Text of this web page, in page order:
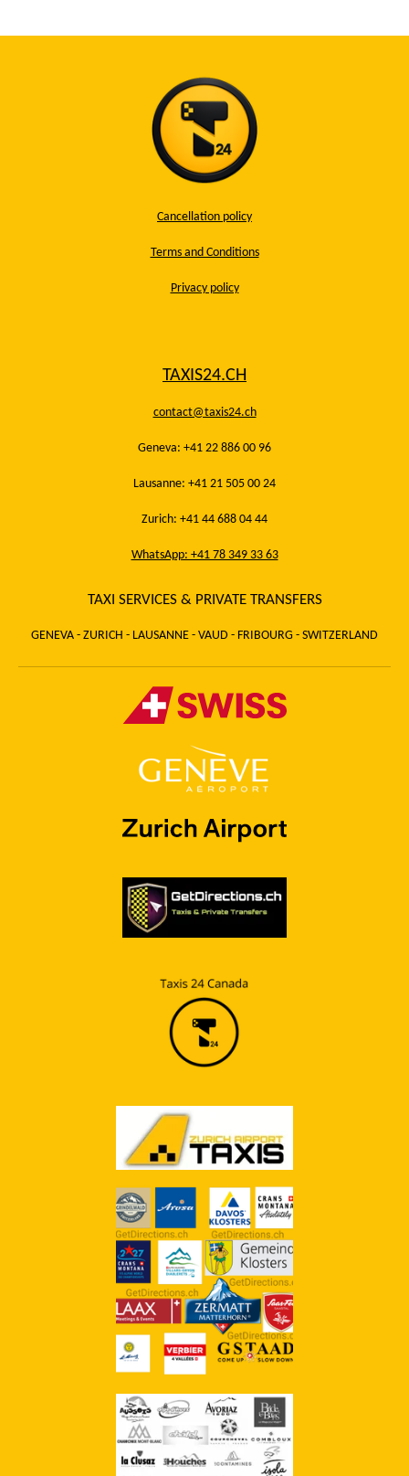
Cancellation policy
Terms and Conditions
Privacy policy
TAXIS24.CH
contact@taxis24.ch
Geneva: +41 22 886 00 96
Lausanne: +41 21 505 00 24
Zurich: +41 44 688 04 44
WhatsApp: +41 78 349 33 63
TAXI SERVICES & PRIVATE TRANSFERS
GENEVA - ZURICH - LAUSANNE - VAUD - FRIBOURG - SWITZERLAND